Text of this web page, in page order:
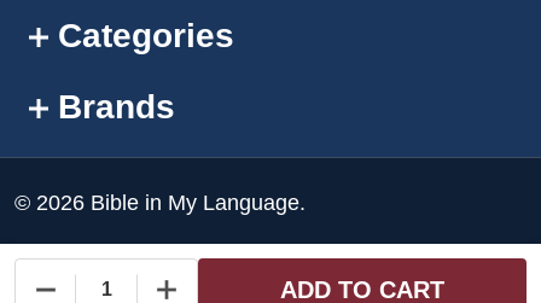
DECREASE QUANTITY OF UNDEFINED
INCREASE QUANTITY OF UNDEFINED
ADD TO CART
Categories
Brands
© 2026 Bible in My Language.